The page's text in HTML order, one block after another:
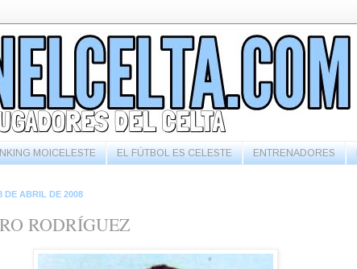
MOICELESTE EL FÚTBOL ES CELESTE ENTRENADORES
DE ABRIL DE 2008
RODRÍGUEZ